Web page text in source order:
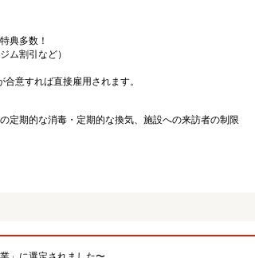
典多数！
ム割引など）
意すれば直接雇用されます。
定期的な消毒・定期的な換気、施設への来訪者の制限